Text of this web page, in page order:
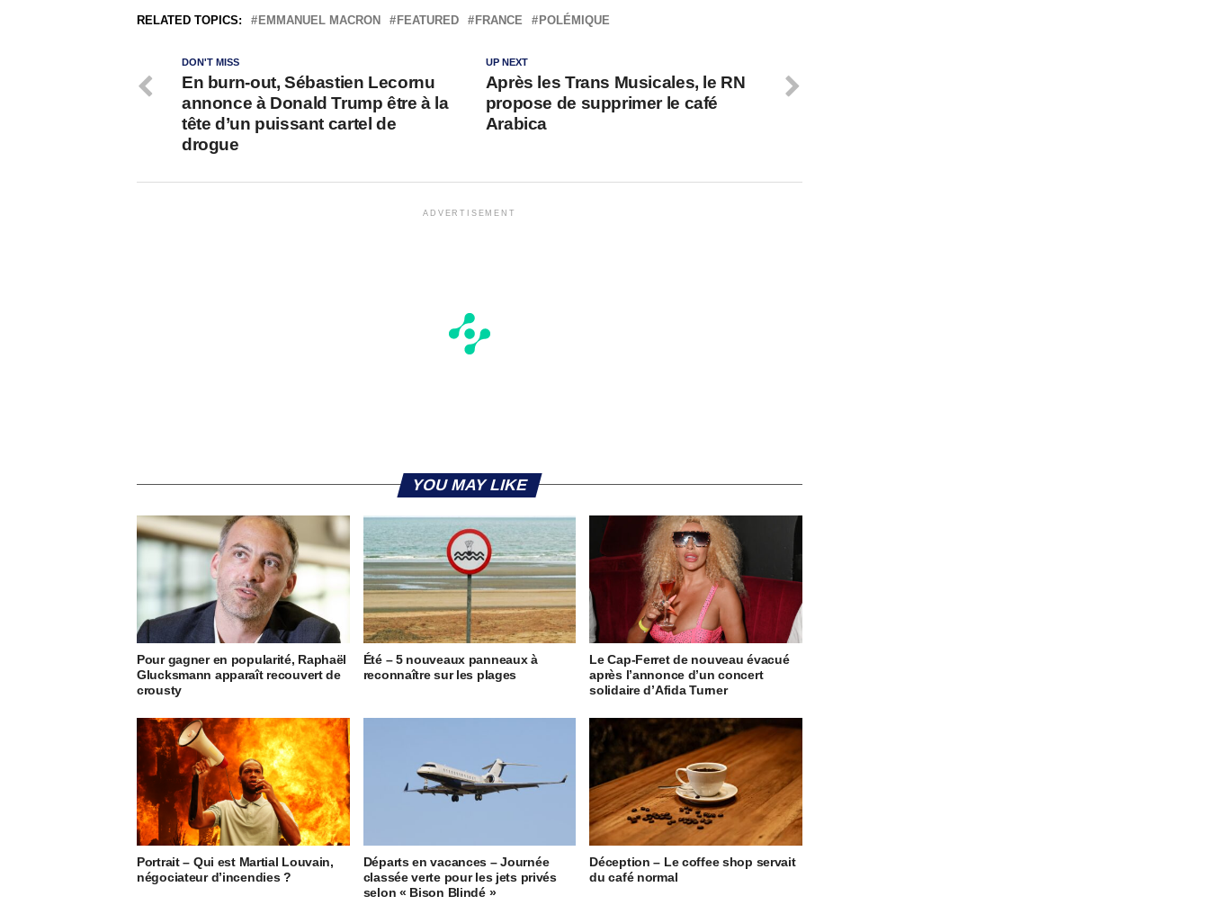
RELATED TOPICS: EMMANUEL MACRON FEATURED FRANCE POLÉMIQUE
UP NEXT
Après les Trans Musicales, le RN
propose de supprimer le café
Arabica
DON'T MISS
En burn-out, Sébastien Lecornu
annonce à Donald Trump être à la
tête d’un puissant cartel de
drogue
ADVERTISEMENT
YOU MAY LIKE
Pour gagner en popularité, Raphaël
Glucksmann apparaît recouvert de
crousty
Été – 5 nouveaux panneaux à
reconnaître sur les plages
Le Cap-Ferret de nouveau évacué
après l’annonce d’un concert
solidaire d’Afida Turner
Portrait – Qui est Martial Louvain,
négociateur d’incendies ?
Départs en vacances – Journée
classée verte pour les jets privés
selon « Bison Blindé »
Déception – Le coffee shop servait
du café normal